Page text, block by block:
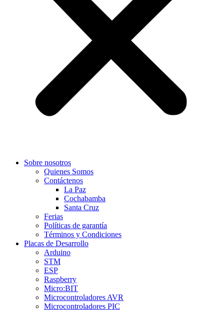
Sobre nosotros
Quienes Somos
Contáctenos
La Paz
Cochabamba
Santa Cruz
Ferias
Políticas de garantía
Términos y Condiciones
Placas de Desarrollo
Arduino
STM
ESP
Raspberry
Micro:BIT
Microcontroladores AVR
Microcontroladores PIC